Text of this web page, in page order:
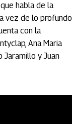
habla de la
vez de lo profundo
con la
Ana Maria
Jaramillo y Juan